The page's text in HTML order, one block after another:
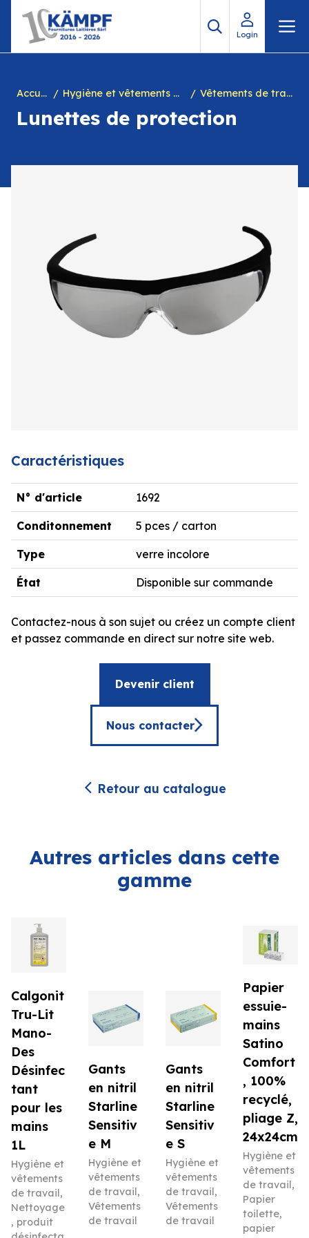
contenu
Login
Accueil Hygiène et vêtements de travail Vêtements de travail
Lunettes de protection
Caractéristiques
N° d'article 1692
Conditonnement 5 pces / carton
Type verre incolore
État Disponible sur commande
Contactez-nous à son sujet ou créez un compte client
et passez commande en direct sur notre site web.
Devenir client
Nous contacter
Retour au catalogue
Autres articles dans cette
gamme
Calgonit
Tru-Lit
Mano-
Des
Désinfec
tant
pour les
mains
1L
Hygiène et
vêtements
de travail,
Nettoyage
, produit
Gants
en nitril
Starline
Sensitiv
e M
Hygiène et
vêtements
de travail ,
Vêtements
de travail
Gants
en nitril
Starline
Sensitiv
e S
Hygiène et
vêtements
de travail ,
Vêtements
de travail
Papier
essuie-
mains
Satino
Comfort
, 100%
recyclé,
pliage Z,
24x24cm
Hygiène et
vêtements
de travail,
Papier
toilette,
papier